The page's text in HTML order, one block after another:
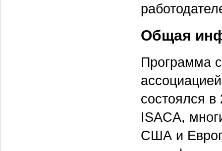
Общая
Программа
состоялся
ISACA,
США и